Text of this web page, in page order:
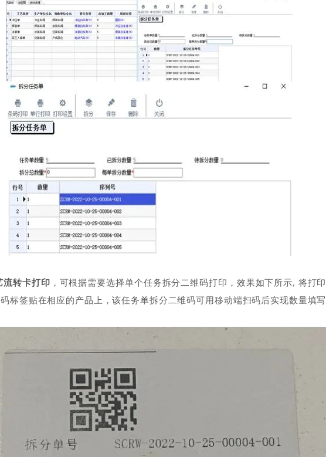
转卡打印 ，可根据需要选择单个任务拆分二维码打印，效果如下所示, 将打印
标签贴在相应的产品上，该任务单拆分二维码可用移动端扫码后实现数量填写